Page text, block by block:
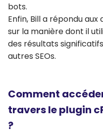
bots.
Enfin, Bill a répondu
sur la manière dont il
des résultats
autres SEOs.
Comment
travers le plugin
?